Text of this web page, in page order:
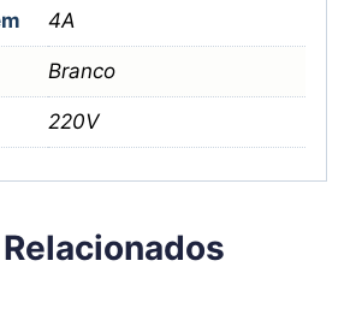
4A
Branco
220V